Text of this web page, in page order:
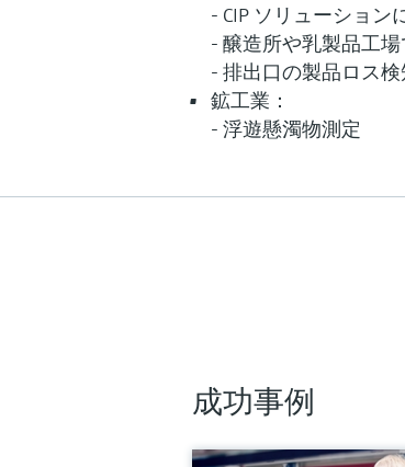
- CIP ソリューション
- 醸造所や乳製品工
- 排出口の製品ロス検
鉱工業：
- 浮遊懸濁物測定
成功事例